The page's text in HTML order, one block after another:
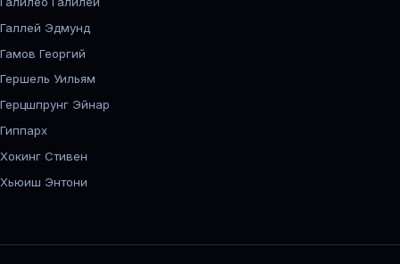
Галлей Эдмунд
Гамов Георгий
Гершель Уильям
Герцшпрунг Эйнар
Гиппарх
Хокинг Стивен
Хьюиш Энтони